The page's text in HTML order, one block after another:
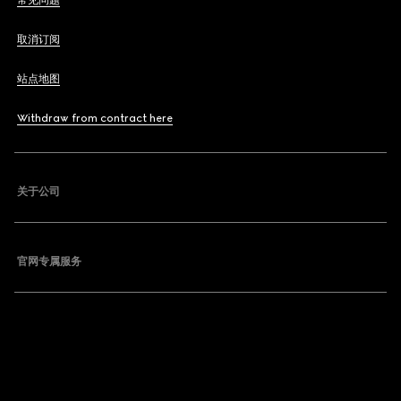
取消订阅
站点地图
Withdraw from contract here
关于公司
官网专属服务